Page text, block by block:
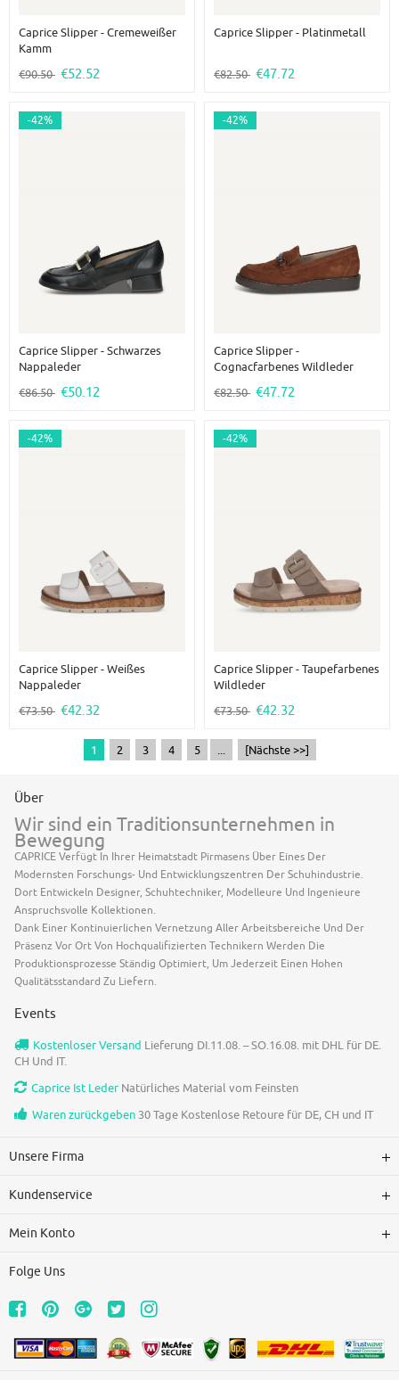
Caprice Slipper - Cremeweißer
Kamm
€90.50 €52.52
Caprice Slipper - Platinmetall
€82.50 €47.72
Caprice Slipper - Schwarzes
Nappaleder
€86.50 €50.12
-42%
Caprice Slipper -
Cognacfarbenes Wildleder
€82.50 €47.72
-42%
Caprice Slipper - Weißes
Nappaleder
€73.50 €42.32
-42%
Caprice Slipper - Taupefarbenes
Wildleder
€73.50 €42.32
-42%
1 2 3 4 5 [Nächste >>]
Über
Wir sind ein Traditionsunternehmen in
Bewegung
CAPRICE Verfügt In Ihrer Heimatstadt Pirmasens Über Eines Der
Modernsten Forschungs- Und Entwicklungszentren Der Schuhindustrie.
Dort Entwickeln Designer, Schuhtechniker, Modelleure Und Ingenieure
Anspruchsvolle Kollektionen.
Dank Einer Kontinuierlichen Vernetzung Aller Arbeitsbereiche Und Der
Präsenz Vor Ort Von Hochqualifizierten Technikern Werden Die
Produktionsprozesse Ständig Optimiert, Um Jederzeit Einen Hohen
Qualitätsstandard Zu Liefern.
Events
Kostenloser Versand Lieferung DI.11.08. – SO.16.08. mit DHL für DE.
CH Und IT.
Caprice Ist Leder Natürliches Material vom Feinsten
Waren zurückgeben 30 Tage Kostenlose Retoure für DE, CH und IT
Unsere Firma
Kundenservice
Mein Konto
Folge Uns